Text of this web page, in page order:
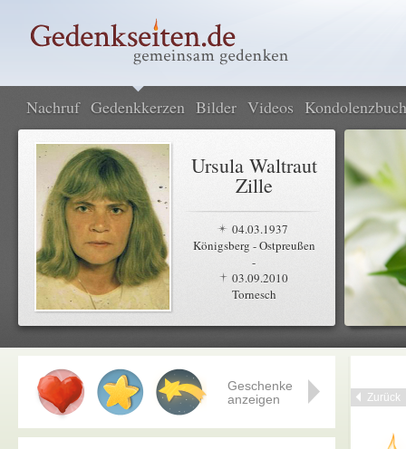
Nachruf Gedenkkerzen Bilder Videos Kondolenzbuch
Ursula Waltraut
Zille
04.03.1937
Königsberg - Ostpreußen
-
03.09.2010
Tornesch
Zurück
Geschenke
anzeigen